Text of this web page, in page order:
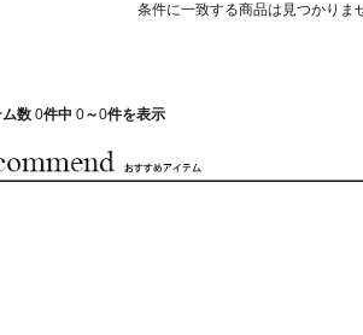
条件に一致する商品は見つかりま
ム数 0件中 0～0件を表示